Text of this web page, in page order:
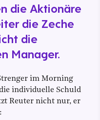
die Aktionäre
die Zeche
die
Manager.
im Morning
individuelle Schuld
Reuter nicht nur, er